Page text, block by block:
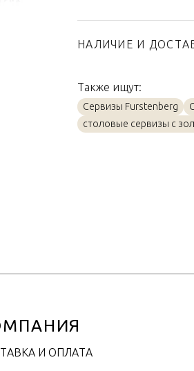
Коллекция
Материал
Объем / Размер
НАЛИЧИЕ И
Также ищут:
Сервизы Furstenberg
столовые сервизы с
И ОПЛАТА